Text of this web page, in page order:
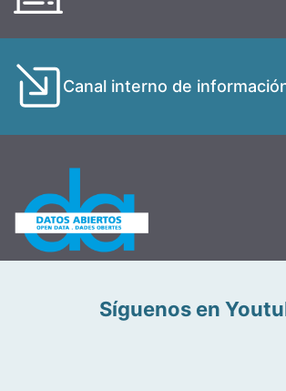
Canal interno de
Síguenos en